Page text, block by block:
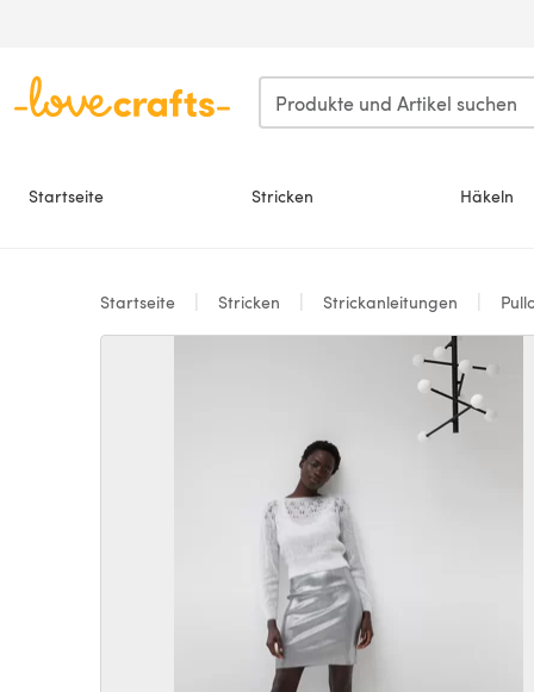
Startseite Stricken Häkeln
Startseite Stricken Strickanleitungen